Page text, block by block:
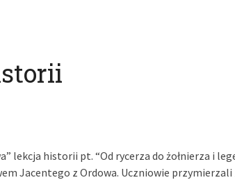
lekcja historii pt. “Od rycerza do żołnierza i
Jacentego z Ordowa. Uczniowie